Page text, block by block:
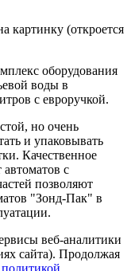
картинку (откроется
оборудования
воды в
с евроручкой.
но очень
и упаковывать
Качественное
с
позволяют
"Зонд-Пак" в
веб-аналитики
сайта). Продолжая
политикой